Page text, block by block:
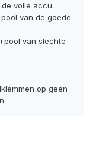
volle accu.
van de goede
van slechte
op geen